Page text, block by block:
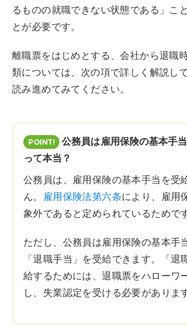
るものの就職できない状態である」こ
とが必要です。
離職票をはじめとする、会社から退職
類については、次の項で詳しく解説し
読み進めてみてください。
公務員は雇用保険の基本手
って本当？
公務員は、雇用保険の基本手当を受
ん。
雇用保険法第六条により、雇用
象外であると定められているためで
ただし、公務員は雇用保険の基本手
「退職手当」を受給できます。「退
給するためには、退職票をハローワ
し、失業認定を受ける必要がありま